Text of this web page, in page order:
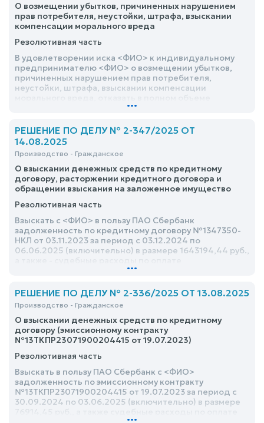
О возмещении убытков, причиненных нарушением
прав потребителя, неустойки, штрафа, взыскании
компенсации морального вреда
Резолютивная часть
В удовлетворении иска <ФИО> к индивидуальному
предпринимателю <ФИО> о возмещении убытков,
причиненных нарушением прав потребителя,
неустойки, штрафа, взыскании компенсации
...
РЕШЕНИЕ ПО ДЕЛУ № 2-347/2025 ОТ
14.08.2025
Производство - Гражданское
О взыскании денежных средств по кредитному
договору, расторжении кредитного договора и
обращении взыскания на заложенное имущество
Резолютивная часть
Взыскать с <ФИО> в пользу ПАО Сбербанк
задолженность по кредитному договору №1347350-
НКЛ от 03.11.2023 за период с 03.12.2024 по
06.06.2025 (включительно) в размере 1643194,44 руб.,
государственной пошлины в размере 71431,94 руб., а
...
РЕШЕНИЕ ПО ДЕЛУ № 2-336/2025 ОТ 13.08.2025
Производство - Гражданское
О взыскании денежных средств по кредитному
договору (эмиссионному контракту
№13ТКПР23071900204415 от 19.07.2023)
Резолютивная часть
Взыскать в пользу ПАО Сбербанк с <ФИО>
задолженность по эмиссионному контракту
№13ТКПР23071900204415 от 19.07.2023 за период с
30.09.2024 по 03.06.2025 (включительно) в размере
...